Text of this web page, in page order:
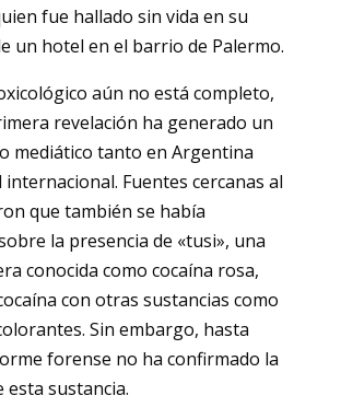
fue hallado sin vida en su
un hotel en el barrio de Palermo.
aún no está completo,
revelación ha generado un
mediático tanto en Argentina
internacional. Fuentes cercanas al
que también se había
la presencia de «tusi», una
conocida como cocaína rosa,
con otras sustancias como
Sin embargo, hasta
forense no ha confirmado la
esta sustancia.